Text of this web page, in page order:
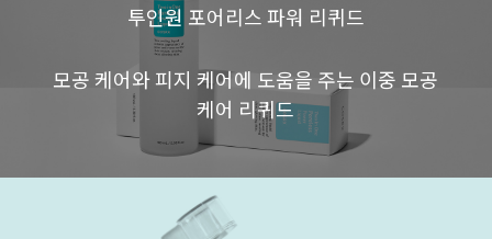
투인원 포어리스 파워 리퀴드
모공 케어와 피지 케어에 도움을 주는 이중 모공
케어 리퀴드